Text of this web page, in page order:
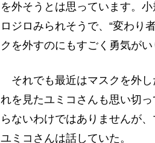
を外そうとは思っています。
ロジロみられそうで、“変わ
クを外すのにもすごく勇気がい
それでも最近はマスクを外し
れを見たユミコさんも思い切
らないわけではありませんが
ユミコさんは話していた。